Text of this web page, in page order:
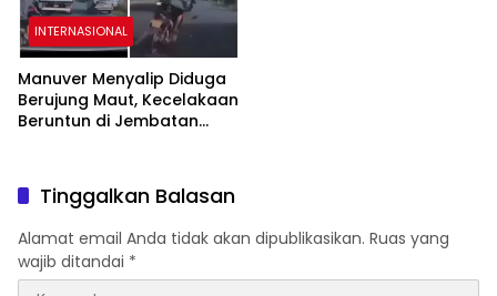
INTERNASIONAL
Manuver Menyalip Diduga
Berujung Maut, Kecelakaan
Beruntun di Jembatan
Tinggalkan Balasan
Alamat email Anda tidak akan dipublikasikan. Ruas yang
wajib ditandai *